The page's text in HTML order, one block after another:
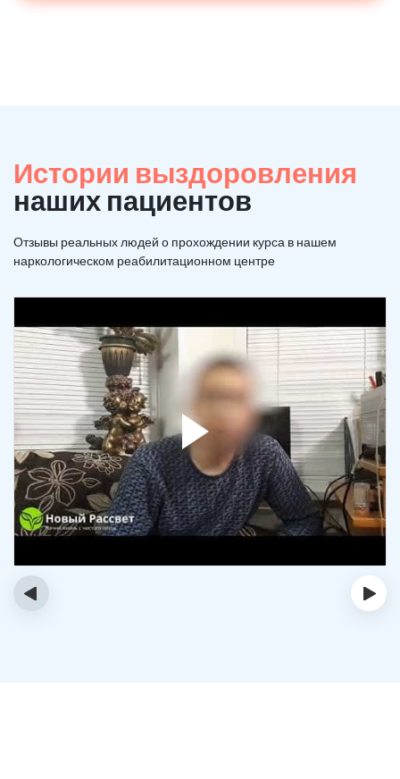
Истории выздоровления
наших пациентов
Отзывы реальных людей о прохождении курса в нашем
наркологическом реабилитационном центре
‹ ›